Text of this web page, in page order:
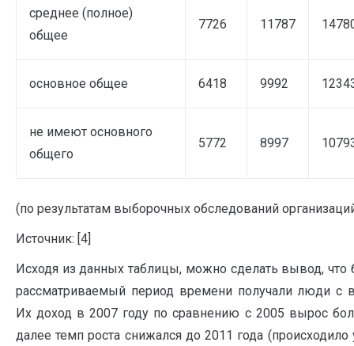
среднее (полное)
общее
7726 11787
основное общее 6418 9992
не имеют основного
общего
5772 8997
(по результатам выборочных обследований
Источник: [4]
Исходя из данных таблицы, можно сделать вывод, что
рассматриваемый период времени получали люди с
Их доход в 2007 году по сравнению с 2005 вырос
далее темп роста снижался до 2011 года (происходило